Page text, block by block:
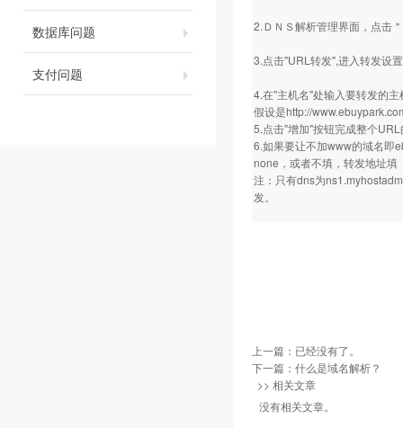
数据库问题
支付问题
2.ＤＮＳ解析管理界面，点击
3.点击"URL转发",进入转发设
4.在"主机名"处输入要转发的
假设是http://
5.点击"增加"按钮完成整个
6.如果要让不加www的域名
none，或者不填，转发地址
注：只有dns为
发。
上一篇：已经没有了。
下一篇： 什么是域名解析？
>> 相关文章
没有相关文章。